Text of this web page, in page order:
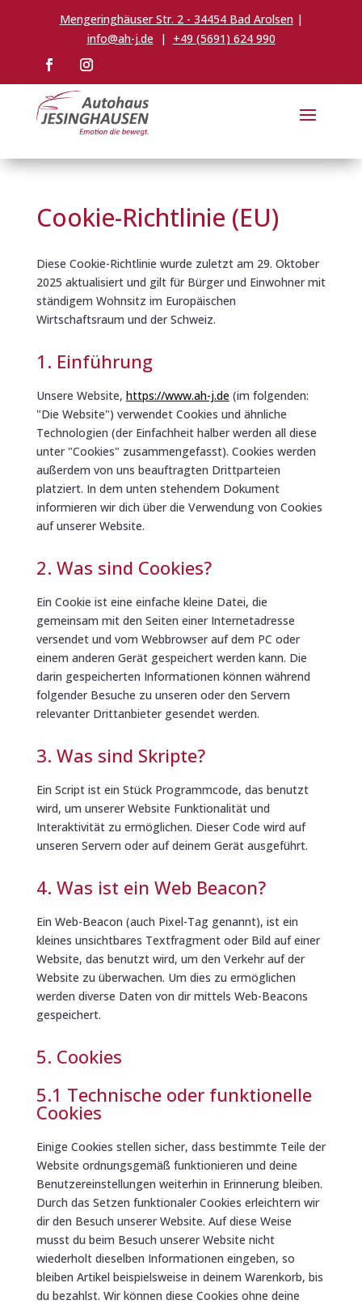
Mengeringhäuser Str. 2 - 34454 Bad Arolsen|
info@ah-j.de | +49 (5691) 624 990
Cookie-Richtlinie (EU)
Diese Cookie-Richtlinie wurde zuletzt am 29. Oktober
2025 aktualisiert und gilt für Bürger und Einwohner mit
ständigem Wohnsitz im Europäischen
Wirtschaftsraum und der Schweiz.
1. Einführung
Unsere Website, https://www.ah-j.de(im folgenden:
"Die Website") verwendet Cookies und ähnliche
Technologien (der Einfachheit halber werden all diese
unter "Cookies" zusammengefasst). Cookies werden
außerdem von uns beauftragten Drittparteien
platziert. In dem unten stehendem Dokument
informieren wir dich über die Verwendung von Cookies
auf unserer Website.
2. Was sind Cookies?
Ein Cookie ist eine einfache kleine Datei, die
gemeinsam mit den Seiten einer Internetadresse
versendet und vom Webbrowser auf dem PC oder
einem anderen Gerät gespeichert werden kann. Die
darin gespeicherten Informationen können während
folgender Besuche zu unseren oder den Servern
relevanter Drittanbieter gesendet werden.
3. Was sind Skripte?
Ein Script ist ein Stück Programmcode, das benutzt
wird, um unserer Website Funktionalität und
Interaktivität zu ermöglichen. Dieser Code wird auf
unseren Servern oder auf deinem Gerät ausgeführt.
4. Was ist ein Web Beacon?
Ein Web-Beacon (auch Pixel-Tag genannt), ist ein
kleines unsichtbares Textfragment oder Bild auf einer
Website, das benutzt wird, um den Verkehr auf der
Website zu überwachen. Um dies zu ermöglichen
werden diverse Daten von dir mittels Web-Beacons
gespeichert.
5. Cookies
5.1 Technische oder funktionelle
Cookies
Einige Cookies stellen sicher, dass bestimmte Teile der
Website ordnungsgemäß funktionieren und deine
Benutzereinstellungen weiterhin in Erinnerung bleiben.
Durch das Setzen funktionaler Cookies erleichtern wir
dir den Besuch unserer Website. Auf diese Weise
musst du beim Besuch unserer Website nicht
wiederholt dieselben Informationen eingeben, so
bleiben Artikel beispielsweise in deinem Warenkorb, bis
du bezahlst. Wir können diese Cookies ohne deine